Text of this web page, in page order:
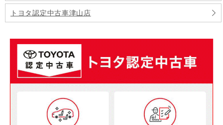
トヨタ認定中古車津山店